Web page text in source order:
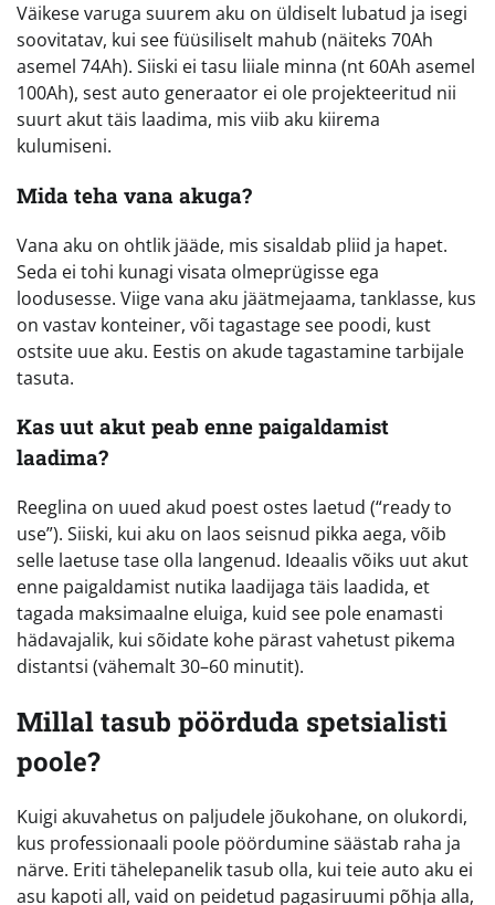
Väikese varuga suurem aku on üldiselt lubatud ja isegi
soovitatav, kui see füüsiliselt mahub (näiteks 70Ah
asemel 74Ah). Siiski ei tasu liiale minna (nt 60Ah asemel
100Ah), sest auto generaator ei ole projekteeritud nii
suurt akut täis laadima, mis viib aku kiirema
kulumiseni.
Mida teha vana akuga?
Vana aku on ohtlik jääde, mis sisaldab pliid ja hapet.
Seda ei tohi kunagi visata olmeprügisse ega
loodusesse. Viige vana aku jäätmejaama, tanklasse, kus
on vastav konteiner, või tagastage see poodi, kust
ostsite uue aku. Eestis on akude tagastamine tarbijale
tasuta.
Kas uut akut peab enne paigaldamist
laadima?
Reeglina on uued akud poest ostes laetud (“ready to
use”). Siiski, kui aku on laos seisnud pikka aega, võib
selle laetuse tase olla langenud. Ideaalis võiks uut akut
enne paigaldamist nutika laadijaga täis laadida, et
tagada maksimaalne eluiga, kuid see pole enamasti
hädavajalik, kui sõidate kohe pärast vahetust pikema
distantsi (vähemalt 30–60 minutit).
Millal tasub pöörduda spetsialisti
poole?
Kuigi akuvahetus on paljudele jõukohane, on olukordi,
kus professionaali poole pöördumine säästab raha ja
närve. Eriti tähelepanelik tasub olla, kui teie auto aku ei
asu kapoti all, vaid on peidetud pagasiruumi põhja alla,